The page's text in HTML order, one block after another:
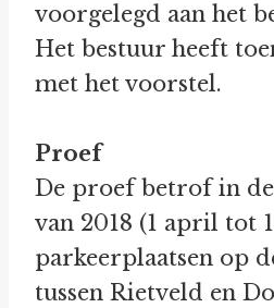
voorgelegd aan het
Het bestuur heeft
met het voorstel.
Proef
De proef betrof in
van 2018 (1 april tot
parkeerplaatsen op
tussen Rietveld en